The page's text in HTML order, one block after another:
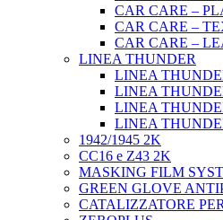
CAR CARE –
CAR CARE –
CAR CARE –
LINEA THUNDER
LINEA
LINEA
LINEA
LINEA
1942/1945 2K
CC16 e Z43 2K
MASKING FILM
GREEN GLOVE
CATALIZZATORE